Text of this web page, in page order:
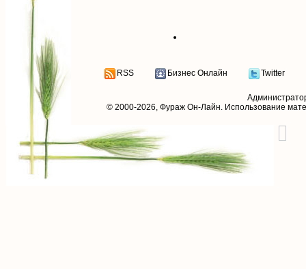
RSS Бизнес Онлайн Twitter
© 2000-2026, Фураж Он-Лайн. Использование